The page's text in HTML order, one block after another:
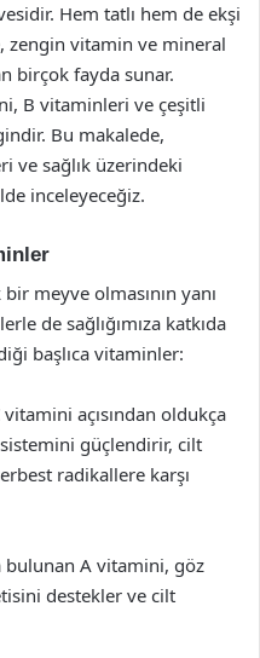
Hem tatlı hem de ekşi
zengin vitamin ve mineral
birçok fayda sunar.
B vitaminleri ve çeşitli
Bu makalede,
ve sağlık üzerindeki
inceleyeceğiz.
meyve olmasının yanı
de sağlığımıza katkıda
başlıca vitaminler:
açısından oldukça
sistemini güçlendirir, cilt
radikallere karşı
A vitamini, göz
destekler ve cilt